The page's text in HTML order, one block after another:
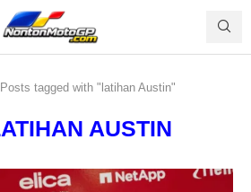
Posts tagged with "latihan Austin"
AUSTIN